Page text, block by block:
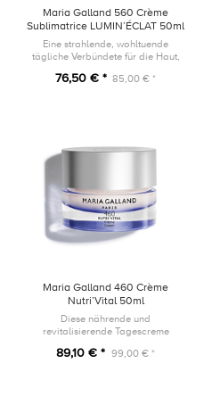
Maria Galland 560 Crème
Sublimatrice LUMIN’ÉCLAT 50ml
Eine strahlende, wohltuende
tägliche Verbündete für die Haut,
ausgesetzt ist.
76,50 € * 85,00 € *
Maria Galland 460 Crème
Nutri’Vital 50ml
Diese nährende und
revitalisierende Tagescreme
weichen und reichhaltigen Textur.
89,10 € * 99,00 € *